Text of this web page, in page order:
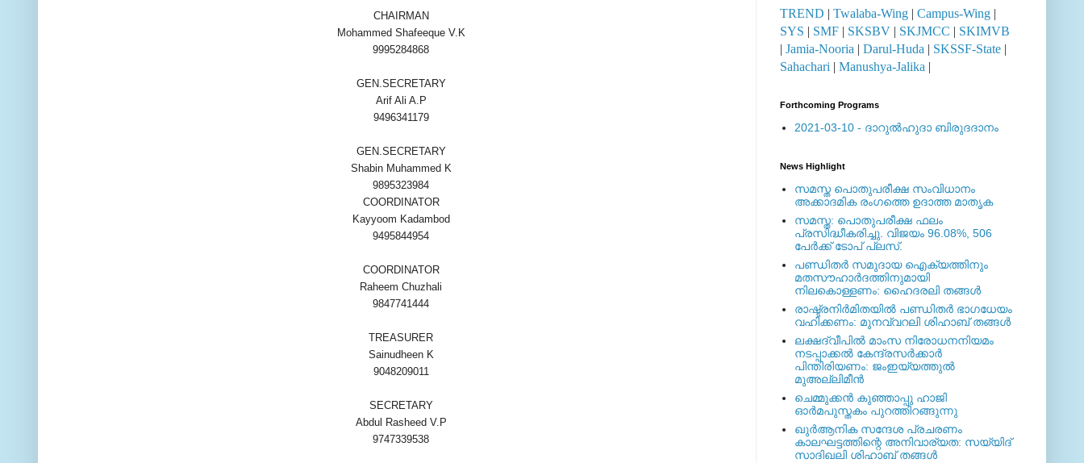
CHAIRMAN
Mohammed Shafeeque V.K
9995284868
GEN.SECRETARY
Arif Ali A.P
9496341179
GEN.SECRETARY
Shabin Muhammed K
9895323984
COORDINATOR
Kayyoom Kadambod
9495844954
COORDINATOR
Raheem Chuzhali
9847741444
TREASURER
Sainudheen K
9048209011
SECRETARY
Abdul Rasheed V.P
9747339538
TREND | Twalaba-Wing | Campus-Wing |
SYS | SMF | SKSBV | SKJMCC | SKIMVB
| Jamia-Nooria | Darul-Huda | SKSSF-State |
Sahachari | Manushya-Jalika |
Forthcoming Programs
2021-03-10 - ദാറുല്‍ഹുദാ ബിരുദദാനം
News Highlight
സമസ്ത പൊതുപരീക്ഷ സംവിധാനം
അക്കാദമിക രംഗത്തെ ഉദാത്ത മാതൃക
സമസ്ത: പൊതുപരീക്ഷ ഫലം
പ്രസിദ്ധീകരിച്ചു. വിജയം 96.08%, 506
പേര്‍ക്ക് ടോപ് പ്ലസ്.
പണ്ഡിതര്‍ സമുദായ ഐക്യത്തിനും
മതസൗഹാര്‍ദത്തിനുമായി
നിലകൊള്ളണം: ഹൈദരലി തങ്ങള്‍
രാഷ്ട്രനിര്‍മിതയില്‍ പണ്ഡിതര്‍ ഭാഗധേയം
വഹിക്കണം: മുനവ്വറലി ശിഹാബ് തങ്ങള്‍
ലക്ഷദ്വീപില്‍ മാംസ നിരോധനനിയമം
നടപ്പാക്കല്‍ കേന്ദ്രസര്‍ക്കാര്‍
പിന്തിരിയണം: ജംഇയ്യത്തുല്‍
മുഅല്ലിമീന്‍
ചെമ്മുക്കന്‍ കുഞ്ഞാപ്പു ഹാജി
ഓര്‍മപുസ്തകം പുറത്തിറങ്ങുന്നു
ഖുര്‍ആനിക സന്ദേശ പ്രചരണം
കാലഘട്ടത്തിന്റെ അനിവാര്യത: സയ്യിദ്
സാദിഖലി ശിഹാബ് തങ്ങള്‍